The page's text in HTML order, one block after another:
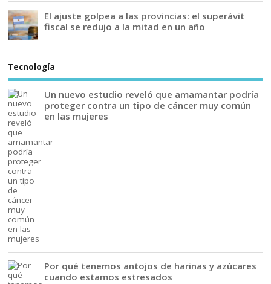
El ajuste golpea a las provincias: el superávit
fiscal se redujo a la mitad en un año
Tecnología
Un nuevo estudio reveló que amamantar podría
proteger contra un tipo de cáncer muy común
en las mujeres
Por qué tenemos antojos de harinas y azúcares
cuando estamos estresados